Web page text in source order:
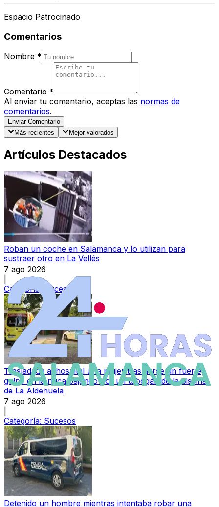
Espacio Patrocinado
Comentarios
Nombre *
Comentario *
Al enviar tu comentario, aceptas las normas de
comentarios.
Enviar Comentario
Más recientes
Mejor valorados
Artículos Destacados
Roban un coche en Salamanca y lo utilizan para
sustraer otro en La Vellés
7 ago 2026
Categoría:
Sucesos
Trasladada al hospital una mujer tras darse un fuerte
golpe en la nuca bajando por un tobogán de la piscina
de La Aldehuela
7 ago 2026
Categoría: Sucesos
Detenido un hombre mientras intentaba robar una